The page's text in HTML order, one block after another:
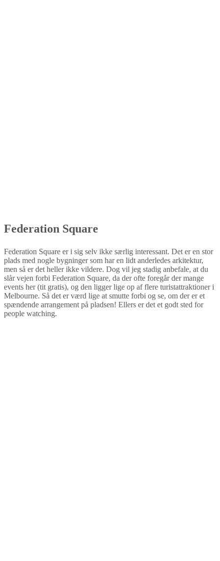
Federation Square
Federation Square er i sig selv ikke særlig interessant. Det er en stor
plads med nogle bygninger som har en lidt anderledes arkitektur,
men så er det heller ikke vildere. Dog vil jeg stadig anbefale, at du
slår vejen forbi Federation Square, da der ofte foregår der mange
events her (tit gratis), og den ligger lige op af flere turistattraktioner i
Melbourne. Så det er værd lige at smutte forbi og se, om der er et
spændende arrangement på pladsen! Ellers er det et godt sted for
people watching.